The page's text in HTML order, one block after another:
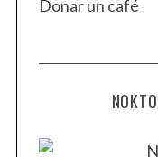
Donar un café